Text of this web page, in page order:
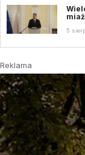
5
Reklama